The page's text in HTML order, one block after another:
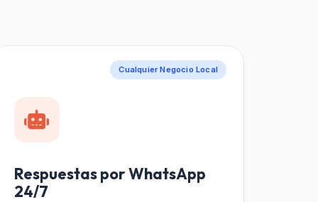
Cualquier Negocio Local
Respuestas por WhatsApp
24/7